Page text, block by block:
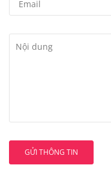
GỬI THÔNG TIN